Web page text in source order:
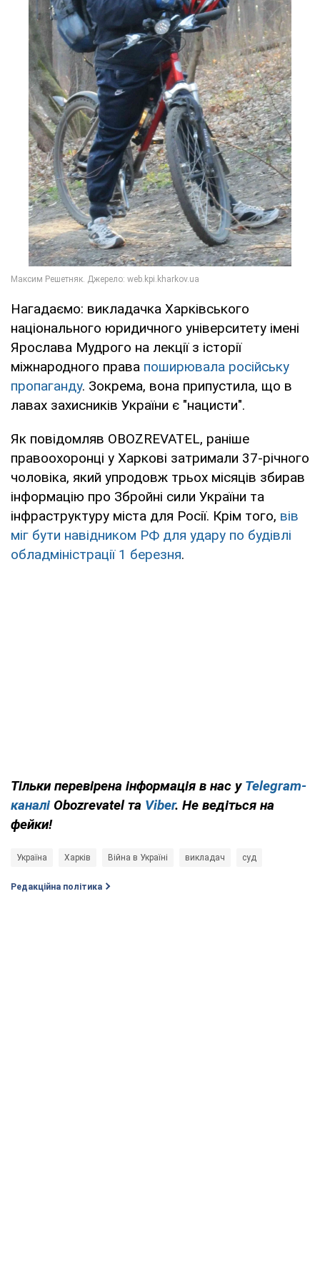
Нагадаємо: викладачка Харківського
національного юридичного університету імені
Ярослава Мудрого на лекції з історії
міжнародного права поширювала російську
пропаганду. Зокрема, вона припустила, що в
лавах захисників України є "нацисти".
Як повідомляв OBOZREVATEL, раніше
правоохоронці у Харкові затримали 37-річного
чоловіка, який упродовж трьох місяців збирав
інформацію про Збройні сили України та
інфраструктуру міста для Росії. Крім того, вів
міг бути навідником РФ для удару по будівлі
обладміністрації 1 березня.
Тільки перевірена інформація в нас у Telegram-
каналі Obozrevatel та Viber. Не ведіться на
фейки!
Україна Харків Війна в Україні викладач суд
Редакційна політика